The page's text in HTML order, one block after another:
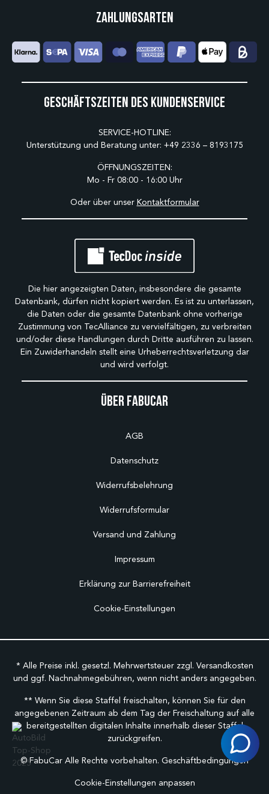
Über Fabucar
AGB
Datenschutz
Widerrufsbelehrung
Widerrufsformular
Versand und Zahlung
Impressum
Erklärung zur Barrierefreiheit
Cookie-Einstellungen
Geschäftszeiten des Kundenservice
SERVICE-HOTLINE:
Unterstützung und Beratung unter: +49 2336 – 8193175
ÖFFNUNGSZEITEN:
Mo - Fr 08:00 - 16:00 Uhr
Oder über unser Kontaktformular
Zahlungsarten
Die hier angezeigten Daten, insbesondere die gesamte
Datenbank, dürfen nicht kopiert werden. Es ist zu unterlassen,
die Daten oder die gesamte Datenbank ohne vorherige
Zustimmung von TecAlliance zu vervielfältigen, zu verbreiten
und/oder diese Handlungen durch Dritte ausführen zu lassen.
Ein Zuwiderhandeln stellt eine Urheberrechtsverletzung dar
und wird verfolgt.
* Alle Preise inkl. gesetzl. Mehrwertsteuer zzgl. Versandkosten
und ggf. Nachnahmegebühren, wenn nicht anders angegeben.
** Wenn Sie diese Staffel freischalten, können Sie für den
angegebenen Zeitraum ab dem Tag der Freischaltung auf alle
bereitgestellten digitalen Inhalte innerhalb dieser Staffel
zurückgreifen.
©FabuCar Alle Rechte vorbehalten. Geschäftbedingungen
Cookie-Einstellungen anpassen